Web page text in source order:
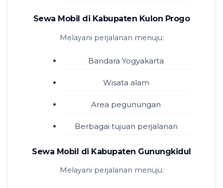
Sewa Mobil di Kabupaten Kulon Progo
Melayani perjalanan menuju:
Bandara Yogyakarta
Wisata alam
Area pegunungan
Berbagai tujuan perjalanan
Sewa Mobil di Kabupaten Gunungkidul
Melayani perjalanan menuju: